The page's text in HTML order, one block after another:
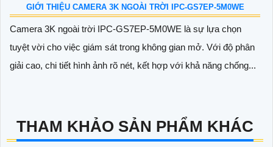
GIỚI THIỆU CAMERA 3K NGOÀI TRỜI IPC-GS7EP-5M0WE
Camera 3K ngoài trời IPC-GS7EP-5M0WE là sự lựa chọn
tuyệt vời cho việc giám sát trong không gian mở. Với độ phân
giải cao, chi tiết hình ảnh rõ nét, kết hợp với khả năng chống...
THAM KHẢO SẢN PHẨM KHÁC